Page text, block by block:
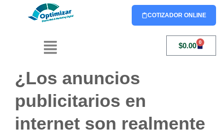
COTIZADOR ONLINE
$0.00 0
¿Los anuncios
publicitarios en
internet son realmente